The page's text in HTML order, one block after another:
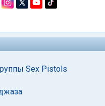
Sex Pistols